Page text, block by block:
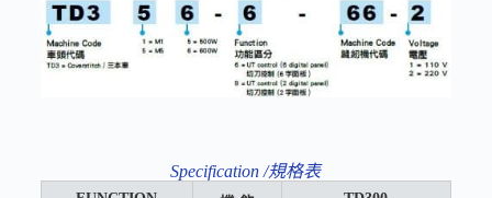
Specification /規格表